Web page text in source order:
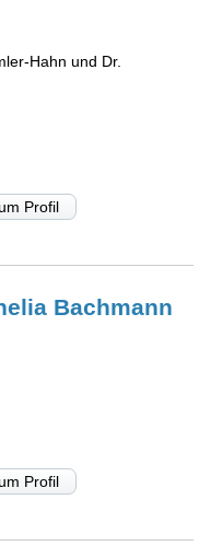
Hahn und Dr.
Profil
Bachmann
Profil